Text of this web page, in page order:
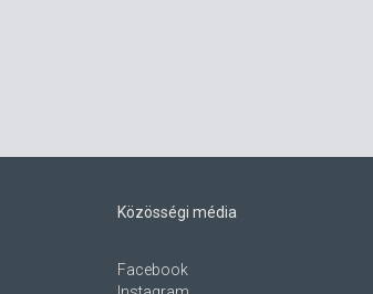
Közösségi média
Facebook